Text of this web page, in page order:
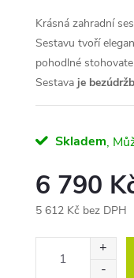
Krásná zahradní
Sestavu tvoří
pohodlné
Sestava je
Skladem
6 790
5 612 Kč bez DPH